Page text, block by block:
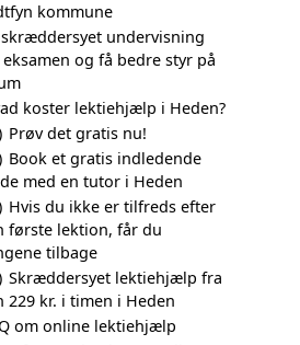
kommune
skræddersyet undervisning
og få bedre styr på
koster lektiehjælp i Heden?
Prøv det gratis nu!
Book et gratis indledende
med en tutor i Heden
Hvis du ikke er tilfreds efter
første lektion, får du
tilbage
Skræddersyet lektiehjælp fra
229 kr. i timen i Heden
om online lektiehjælp